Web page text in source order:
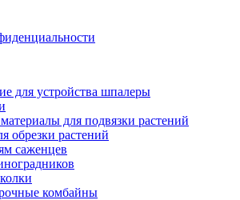
для устройства шпалеры
для подвязки растений
обрезки растений
саженцев
комбайны